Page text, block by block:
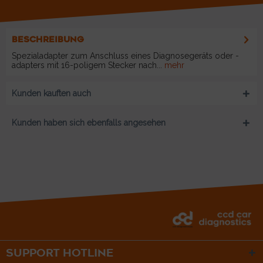
BESCHREIBUNG
Spezialadapter zum Anschluss eines Diagnosegeräts oder -
adapters mit 16-poligem Stecker nach...
mehr
Kunden kauften auch
Kunden haben sich ebenfalls angesehen
SUPPORT HOTLINE